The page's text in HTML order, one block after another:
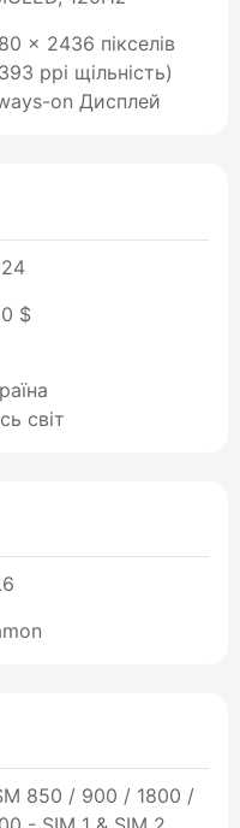
x 2436 пікселів
ppi щільність)
on Дисплей
$
світ
850 / 900 / 1800 /